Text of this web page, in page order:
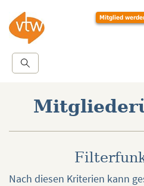
Mitglied
Nach diesen Kriterien kann